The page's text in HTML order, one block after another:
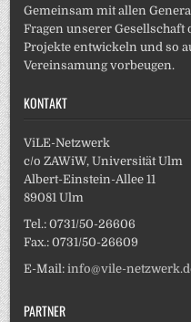
Gemeinsam mit allen
Fragen unserer
Projekte entwickeln und so
Vereinsamung vorbeugen.
KONTAKT
ViLE-Netzwerk
c/o ZAWiW, Universität Ulm
Albert-Einstein-Allee 11
89081 Ulm
Tel.: 0731/50-26606
Fax.: 0731/50-26609
E-Mail:info@vile-
PARTNER